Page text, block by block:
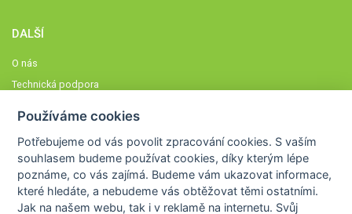
DALŠÍ
O nás
Technická podpora
Členové STOBklubu
Zásady nakládání s osobními údaji
Otestujte se
Spočítejte si
Používáme cookies
Potřebujeme od vás povolit zpracování cookies. S vaším
souhlasem budeme používat cookies, díky kterým lépe
poznáme,co vás zajímá. Budeme vám ukazovat informace,
které hledáte, a nebudeme vás obtěžovat těmi ostatními.
Jak na našem webu, tak i v reklamě na internetu. Svůj